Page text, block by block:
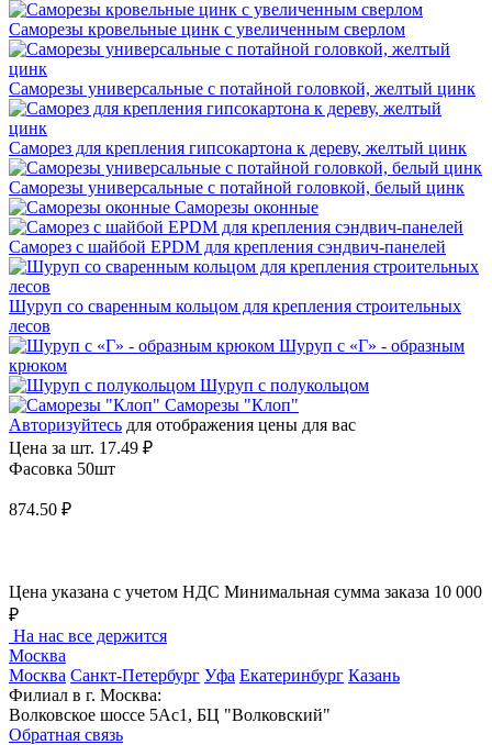
Саморезы кровельные цинк с увеличенным сверлом
Саморезы универсальные с потайной головкой, желтый цинк
Саморез для крепления гипсокартона к дереву, желтый цинк
Саморезы универсальные с потайной головкой, белый цинк
Саморезы оконные
Саморез с шайбой EPDM для крепления сэндвич-панелей
Шуруп со сваренным кольцом для крепления строительных
лесов
Шуруп с «Г» - образным
крюком
Шуруп с полукольцом
Саморезы "Клоп"
Авторизуйтесь для отображения цены для вас
Цена за шт. 17.49 ₽
Фасовка 50шт
874.50 ₽
Цена указана с учетом НДС Минимальная сумма заказа 10 000
₽
На нас все держится
Москва
Москва Санкт-Петербург Уфа Екатеринбург Казань
Филиал в г. Москва:
Волковское шоссе 5Ас1, БЦ "Волковский"
Обратная связь